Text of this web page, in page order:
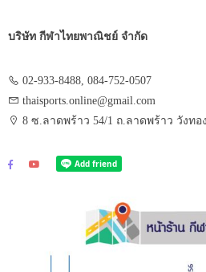
บริษัท กีฬาไทยพาณิชย์ จำกัด
02-933-8488, 084-752-0507
thaisports.online@gmail.com
8 ซ.ลาดพร้าว 54/1 ถ.ลาดพร้าว วังทอ